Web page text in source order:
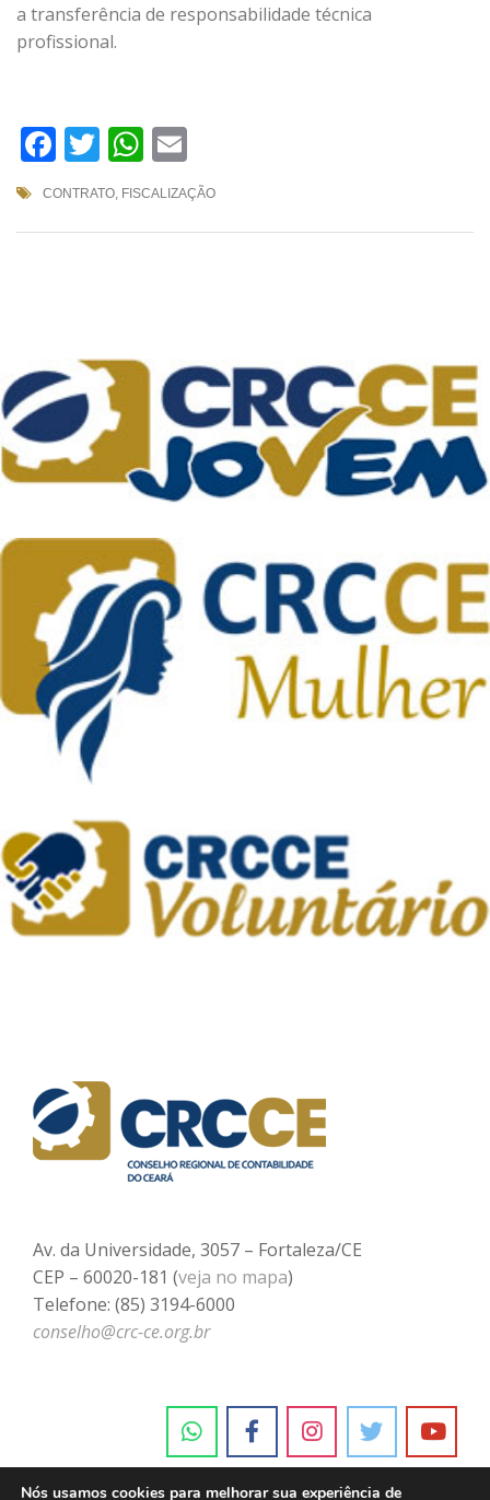
a transferência de responsabilidade técnica
profissional.
Facebook
TwitterWhatsApp
CONTRATO, FISCALIZAÇÃO
Av. da Universidade, 3057 – Fortaleza/CE
CEP – 60020-181 (veja no mapa)
Telefone: (85) 3194-6000
conselho@crc-ce.org.br
Nós usamos cookies para melhorar sua experiência de